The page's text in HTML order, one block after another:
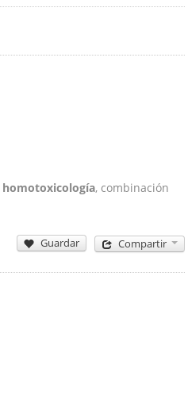
homotoxicología, combinación
Guardar Compartir